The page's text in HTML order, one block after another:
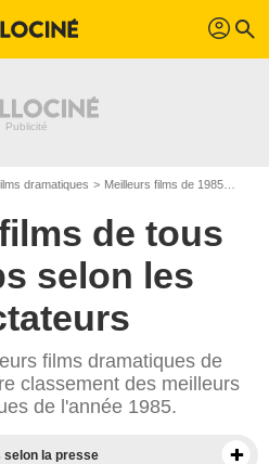
profil search
dramatiques Meilleurs films de 1985
de tous
selon les
films dramatiques de
classement des meilleurs
de l'année 1985.
selon la presse